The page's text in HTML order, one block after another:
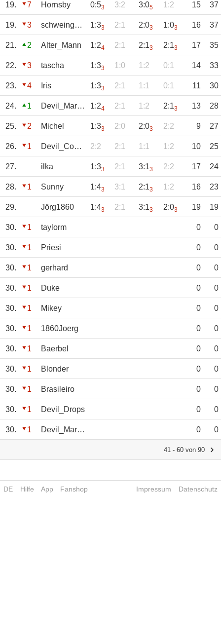
19. 7 Hornsby 0:53 3:2 3:05 1:2 15 37
19. 3 schweingehabt 1:33 2:1 2:03 1:03 16 37
21. 2 Alter_Mann 1:24 2:1 2:13 2:13 17 35
22. 3 tascha 1:33 1:0 1:2 0:1 14 33
23. 4 Iris 1:33 2:1 1:1 0:1 11 30
24. 1 Devil_Martina 1:24 2:1 1:2 2:13 13 28
25. 2 Michel 1:33 2:0 2:03 2:2 9 27
26. 1 Devil_Constanze 2:2 2:1 1:1 1:2 10 25
27. ilka 1:33 2:1 3:13 2:2 17 24
28. 1 Sunny 1:43 3:1 2:13 1:2 16 23
29. Jörg1860 1:43 2:1 3:13 2:03 19 19
30. 1 taylorm 0 0
30. 1 Priesi 0 0
30. 1 gerhard 0 0
30. 1 Duke 0 0
30. 1 Mikey 0 0
30. 1 1860Joerg 0 0
30. 1 Baerbel 0 0
30. 1 Blonder 0 0
30. 1 Brasileiro 0 0
30. 1 Devil_Drops 0 0
30. 1 Devil_Maren 0 0
41 - 60 von 90
DE Hilfe App Fanshop Impressum Datenschutz